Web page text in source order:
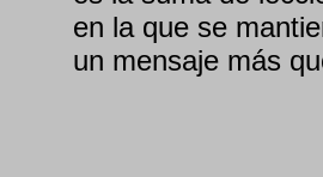
en la que se
un mensaje más